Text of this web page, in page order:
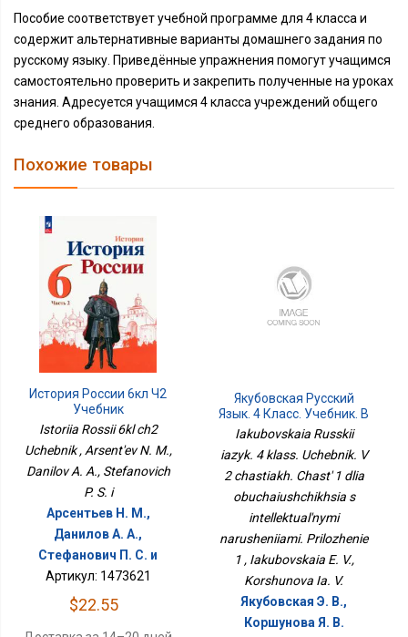
Пособие соответствует учебной программе для 4 класса и
содержит альтернативные варианты домашнего задания по
русскому языку. Приведённые упражнения помогут учащимся
самостоятельно проверить и закрепить полученные на уроках
знания. Адресуется учащимся 4 класса учреждений общего
среднего образования.
Похожие товары
История России 6кл Ч2
Учебник
Istoriia Rossii 6kl ch2
Uchebnik , Arsent'ev N. M.,
Danilov A. A., Stefanovich
P. S. i
Арсентьев Н. М.,
Данилов А. А.,
Стефанович П. С. и
Артикул: 1473621
$22.55
Якубовская Русский
Язык. 4 Класс. Учебник. В
2 Частях. Часть 1 Для
Интеллектуальными
Нарушениями.
Приложение 1
Iakubovskaia Russkii
iazyk. 4 klass. Uchebnik. V
2 chastiakh. Chast' 1 dlia
obuchaiushchikhsia s
intellektual'nymi
narusheniiami. Prilozhenie
1 , Iakubovskaia E. V.,
Korshunova Ia. V.
Якубовская Э. В.,
Коршунова Я. В.